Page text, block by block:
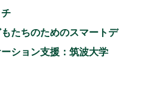
ちのためのスマートデ
ション支援：筑波大学